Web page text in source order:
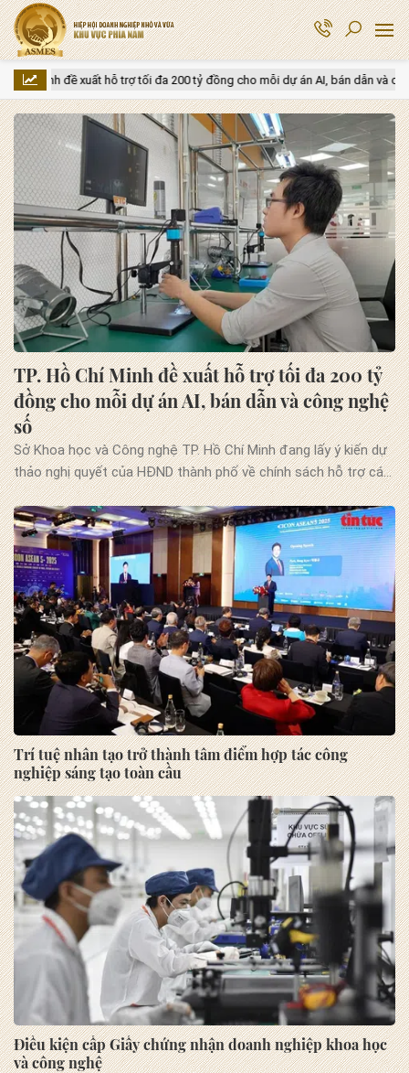
xuất hỗ trợ tối đa 200 tỷ đồng cho mỗi dự án AI, bán dẫn và công nghệ số
TP. Hồ Chí Minh đề xuất hỗ trợ tối đa 200 tỷ
đồng cho mỗi dự án AI, bán dẫn và công nghệ
số
Sở Khoa học và Công nghệ TP. Hồ Chí Minh đang lấy ý kiến dự
thảo nghị quyết của HĐND thành phố về chính sách hỗ trợ các
dự án sản xuất sản phẩm công nghệ số trọng điểm, nghiên
cứu và phát triển (R&D), thiết kế, sản xuất, đóng gói, kiểm thử
chip bán dẫn và xây dựng trung tâm dữ liệu trí tuệ nhân tạo
(AI). Điểm đáng chú ý là mỗi dự án đủ điều kiện có thể được
hỗ trợ trực tiếp tối đa 200 tỷ đồng.
Trí tuệ nhân tạo trở thành tâm điểm hợp tác công
nghiệp sáng tạo toàn cầu
Điều kiện cấp Giấy chứng nhận doanh nghiệp khoa học
và công nghệ